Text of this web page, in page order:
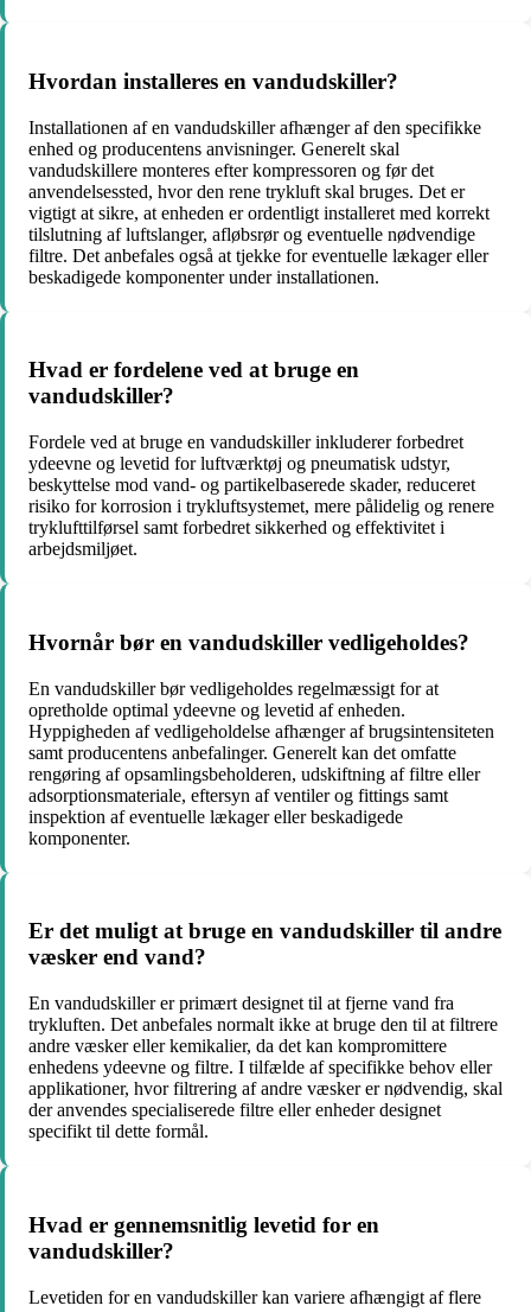
Hvordan installeres en vandudskiller?
Installationen af en vandudskiller afhænger af den specifikke
enhed og producentens anvisninger. Generelt skal
vandudskillere monteres efter kompressoren og før det
anvendelsessted, hvor den rene trykluft skal bruges. Det er
vigtigt at sikre, at enheden er ordentligt installeret med korrekt
tilslutning af luftslanger, afløbsrør og eventuelle nødvendige
filtre. Det anbefales også at tjekke for eventuelle lækager eller
beskadigede komponenter under installationen.
Hvad er fordelene ved at bruge en
vandudskiller?
Fordele ved at bruge en vandudskiller inkluderer forbedret
ydeevne og levetid for luftværktøj og pneumatisk udstyr,
beskyttelse mod vand- og partikelbaserede skader, reduceret
risiko for korrosion i trykluftsystemet, mere pålidelig og renere
tryklufttilførsel samt forbedret sikkerhed og effektivitet i
arbejdsmiljøet.
Hvornår bør en vandudskiller vedligeholdes?
En vandudskiller bør vedligeholdes regelmæssigt for at
opretholde optimal ydeevne og levetid af enheden.
Hyppigheden af vedligeholdelse afhænger af brugsintensiteten
samt producentens anbefalinger. Generelt kan det omfatte
rengøring af opsamlingsbeholderen, udskiftning af filtre eller
adsorptionsmateriale, eftersyn af ventiler og fittings samt
inspektion af eventuelle lækager eller beskadigede
komponenter.
Er det muligt at bruge en vandudskiller til andre
væsker end vand?
En vandudskiller er primært designet til at fjerne vand fra
trykluften. Det anbefales normalt ikke at bruge den til at filtrere
andre væsker eller kemikalier, da det kan kompromittere
enhedens ydeevne og filtre. I tilfælde af specifikke behov eller
applikationer, hvor filtrering af andre væsker er nødvendig, skal
der anvendes specialiserede filtre eller enheder designet
specifikt til dette formål.
Hvad er gennemsnitlig levetid for en
vandudskiller?
Levetiden for en vandudskiller kan variere afhængigt af flere